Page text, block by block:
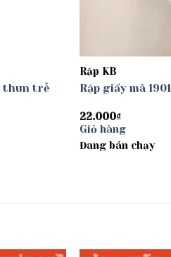
thun trễ
Rập KB
Rập giấy mã
22.000₫
Giỏ hàng
Đang bán chạy